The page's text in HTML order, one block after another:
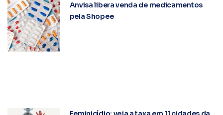
Anvisa libera venda de medicamentos
pela Shopee